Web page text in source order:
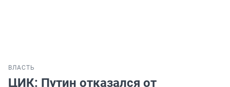
ВЛАСТЬ
ЦИК: Путин отказался от